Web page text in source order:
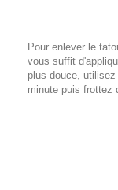
Pour enlever le
vous suffit
plus douce,
minute puis frottez